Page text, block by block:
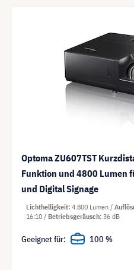
Optoma ZU607TST
Funktion und 4800 Lumen
und Digital Signage
Lichthelligkeit 4.800 Lumen
16:10
Betriebsgeräusch 36 dB
Geeignet für: 100 %